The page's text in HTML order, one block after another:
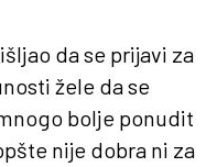
da se prijavi za
žele da se
bolje ponudit
nije dobra ni za